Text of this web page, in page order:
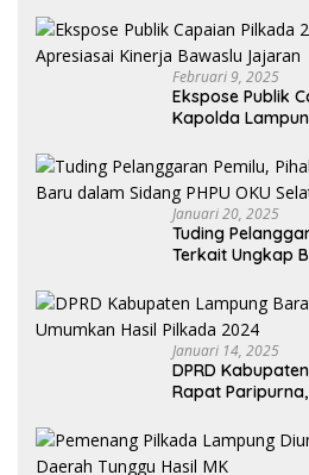
Februari 9, 2025
Ekspose Publik
Kapolda
Januari 20, 2025
Tuding
Terkait Ungkap
Januari 14, 2025
DPRD
Rapat